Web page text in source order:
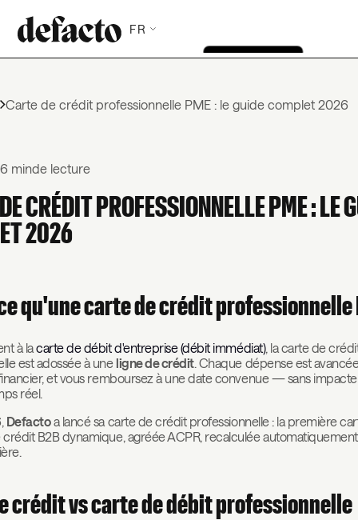
FR
Carte de crédit professionnelle PME : le guide complet 2026
6 minde lecture
CRÉDIT PROFESSIONNELLE PME : LE
2026
qu'une carte de crédit professionnelle
à lacarte de débit d'entreprise (débit immédiat), la carte de
est adossée à une ligne de crédit. Chaque dépense est
et vous remboursez à une date convenue — sans
réel.
Defactoa lancé sa carte de crédit professionnelle : la première
B2B dynamique, agréée ACPR, recalculée
crédit vs carte de débit professionnelle